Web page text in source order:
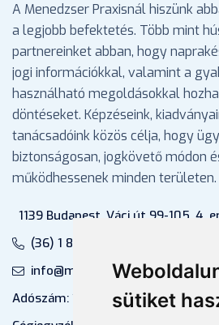
sütiket
A Menedzser Praxisnál hiszünk
a legjobb befektetés. Több mint
partnereinket abban, hogy
jogi információkkal, valamint a
használható megoldásokkal
döntéseket. Képzéseink,
tanácsadóink közös célja, hogy
biztonságosan, jogkövető módon
működhessenek minden területen.
1139 Budapest, Váci út 99-105. 4.
(36) 1 880 76 00
info@mprx.hu
Adószám: 13598145-2-41